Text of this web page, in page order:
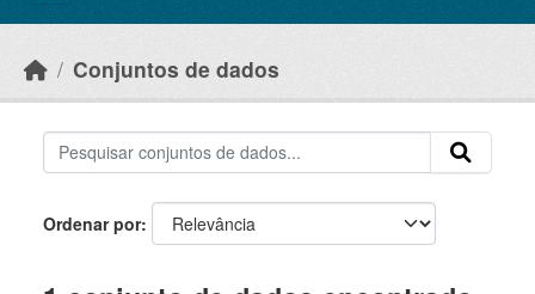
Conjuntos de dados
Ordenar por